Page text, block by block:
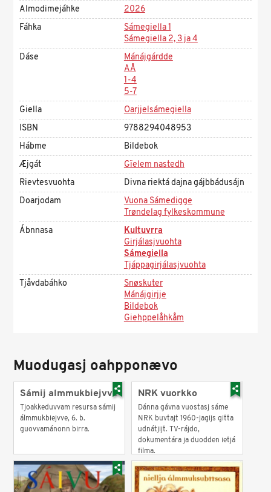
Almodimejáhke
2026
Fáhka
Sámegiella 1
Sámegiella 2, 3 ja 4
Dáse
Mánájgárdde
AÅ
1-4
5-7
Giella
Oarjjelsámegiella
ISBN
9788294048953
Hábme
Bildebok
Æjgát
Gïelem nastedh
Rievtesvuohta
Divna riektá dajna gájbbádusájn
Doarjodam
Vuona Sámedigge
Trøndelag fylkeskommune
Ábnnasa
Kultuvrra
Girjálasjvuohta
Sámegiella
Tjáppagirjálasjvuohta
Tjåvdabáhko
Snøskuter
Mánájgirjje
Bildebok
Giehppelåhkåm
Muodugasj oahpponævo
Sámij almmukbiejvve
Tjoakkeduvvam resursa sámij
álmmukbiejvve, 6. b.
guovvamánonn birra.
NRK vuorkko
Dánna gávna vuostasj sáme
NRK buvtajt 1960-jagijs gitta
udnátjijt. TV-rájdo,
dokumentára ja duodden ietjá
filma.